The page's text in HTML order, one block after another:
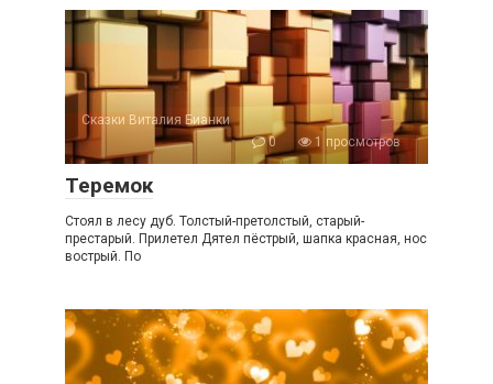
Сказки Виталия Бианки
0
1 просмотров
Теремок
Стоял в лесу дуб. Толстый-претолстый, старый-
престарый. Прилетел Дятел пёстрый, шапка красная, нос
вострый. По